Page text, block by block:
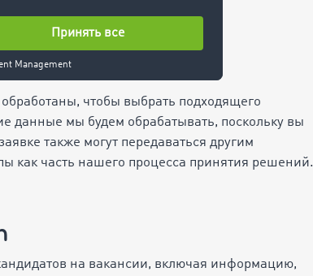
кандидатуры
объявленные вакансии, так и на
чтобы выбрать подходящего
данные мы будем обрабатывать, поскольку вы
также могут передаваться другим
как часть нашего процесса принятия решений.
на вакансии, включая информацию,